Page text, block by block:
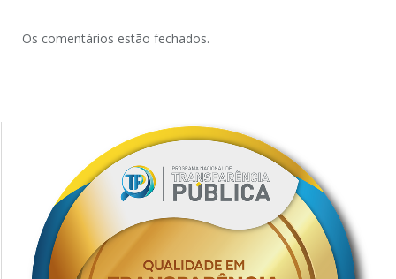
Os comentários estão fechados.